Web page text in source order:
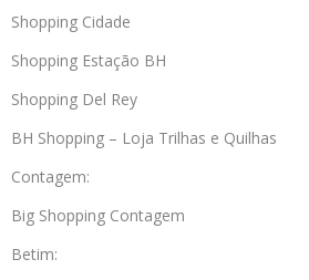
Shopping Cidade
Shopping Estação BH
Shopping Del Rey
BH Shopping – Loja Trilhas e Quilhas
Contagem:
Big Shopping Contagem
Betim: